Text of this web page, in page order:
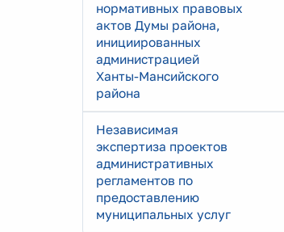
нормативных правовых
актов Думы района,
инициированных
администрацией
Ханты-Мансийского
района
Независимая
экспертиза проектов
административных
регламентов по
предоставлению
муниципальных услуг